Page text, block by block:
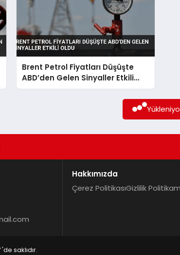
Brent Petrol Fiyatları Düşüşte
ABD’den Gelen Sinyaller Etkili
Oldu
Hakkımızda
Çerez PolitikasıGizlilik
saklıdır.